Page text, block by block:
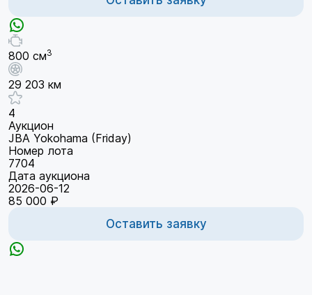
800 см3
29 203 км
4
Аукцион
JBA Yokohama (Friday)
Номер лота
7704
Дата аукциона
2026-06-12
85 000 ₽
Оставить заявку